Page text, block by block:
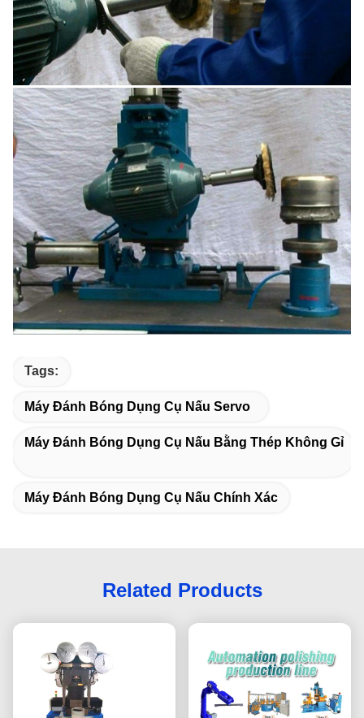
Tags:
Máy Đánh Bóng Dụng Cụ Nấu Servo
Máy Đánh Bóng Dụng Cụ Nấu Bằng Thép Không Gỉ
Máy Đánh Bóng Dụng Cụ Nấu Chính Xác
Related Products